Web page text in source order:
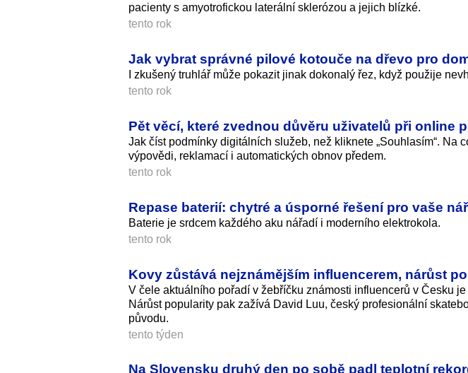
pacienty s amyotrofickou laterální sklerózou a jejich blízké.
tento rok
Jak vybrat správné pilové kotouče na dřevo pro
I zkušený truhlář může pokazit jinak dokonalý řez, když použije
tento rok
Pět věcí, které zvednou důvěru uživatelů při online
Jak číst podmínky digitálních služeb, než kliknete „Souhlasím“. Na
výpovědi, reklamací i automatických obnov předem.
tento rok
Repase baterií: chytré a úsporné řešení pro vaše
Baterie je srdcem každého aku nářadí i moderního elektrokola.
tento rok
Kovy zůstává nejznámějším influencerem, nárůst
V čele aktuálního pořadí v žebříčku známosti influencerů v Česku
Nárůst popularity pak zažívá David Luu, český profesionální
původu.
tento týden
Na Slovensku druhý den po sobě padl teplotní